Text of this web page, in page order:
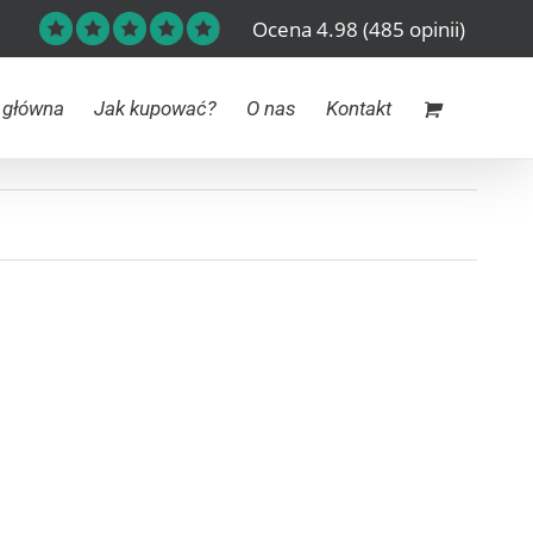
Ocena 4.98 (485 opinii)
Jak kupować? O nas Kontakt